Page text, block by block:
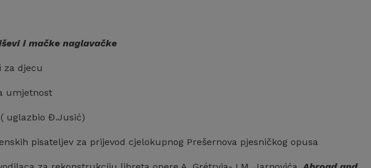
i mačke naglavačke
za djecu
umjetnost
uglazbio Đ.Jusić)
pisateljev za prijevod cjelokupnog Prešernova pjesničkog opusa